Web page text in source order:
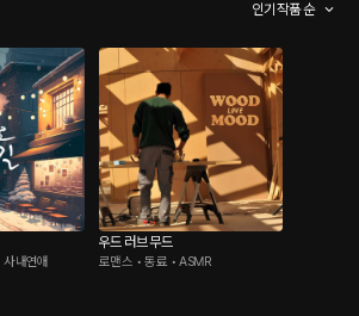
인기 작품 순
내연애
우드 러브 무드
로맨스 • 동료 • ASMR